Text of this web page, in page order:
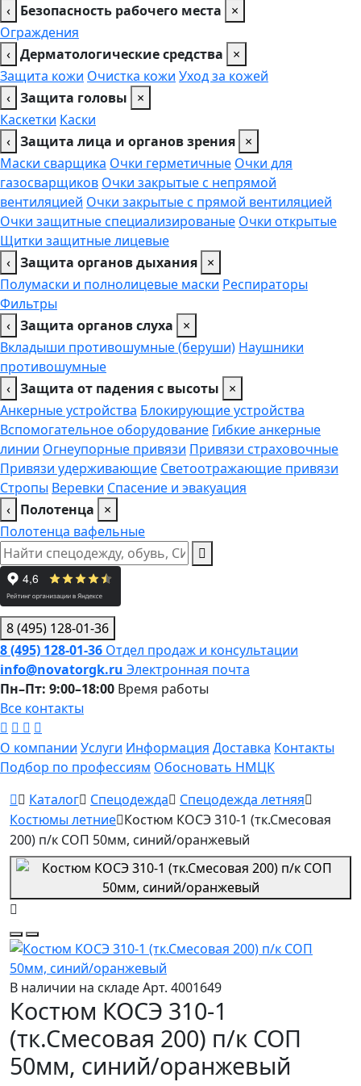
‹ Безопасность рабочего места
×
Ограждения
‹ Дерматологические средства
×
Защита кожи Очистка кожи Уход за кожей
‹ Защита головы
×
Каскетки Каски
‹ Защита лица и органов зрения ×
Маски сварщика Очки герметичные Очки для
газосварщиков Очки закрытые с непрямой
вентиляцией Очки закрытые с прямой вентиляцией
Очки защитные специализированые Очки открытые
Щитки защитные лицевые
‹ Защита органов дыхания ×
Полумаски и полнолицевые маски Респираторы
Фильтры
‹ Защита органов слуха
×
Вкладыши противошумные (беруши) Наушники
противошумные
‹ Защита от падения с высоты
×
Анкерные устройства Блокирующие устройства
Вспомогательное оборудование Гибкие анкерные
линии Огнеупорные привязи Привязи страховочные
Привязи удерживающие Светоотражающие привязи
Стропы Веревки Спасение и эвакуация
‹ Полотенца
×
Полотенца вафельные
8 (495) 128-01-36
8 (495) 128-01-36 Отдел продаж и консультации
info@novatorgk.ru Электронная почта
Пн–Пт: 9:00–18:00 Время работы
Все контакты
О компании Услуги Информация Доставка Контакты
Подбор по профессиям Обосновать НМЦК
Каталог
Спецодежда
Спецодежда летняя
Костюмы летние Костюм КОСЭ 310-1 (тк.Смесовая
200) п/к СОП 50мм, синий/оранжевый
В наличии на складеАрт. 4001649
Костюм КОСЭ 310-1
(тк.Смесовая 200) п/к СОП
50мм, синий/оранжевый